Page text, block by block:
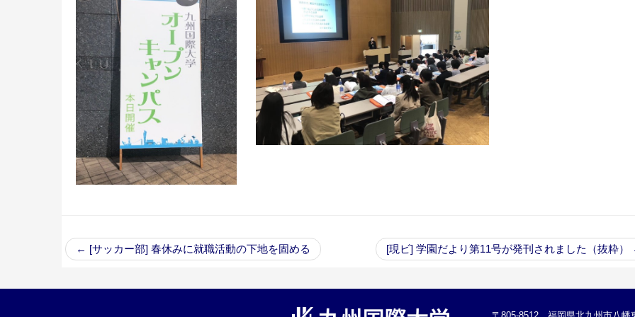
← [サッカー部] 春休みに就職活動の下地を固める [現ビ] 学園だより第11号が発刊されました（抜粋）